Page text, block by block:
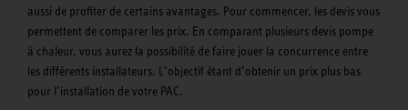
aussi de profiter de certains avantages. Pour commencer, les devis vous
permettent de comparer les prix. En comparant plusieurs devis pompe
à chaleur, vous aurez la possibilité de faire jouer la concurrence entre
les différents installateurs. L’objectif étant d’obtenir un prix plus bas
pour l’installation de votre PAC.